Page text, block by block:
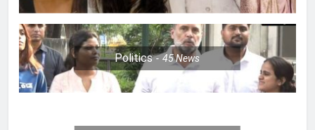
Politics 45News